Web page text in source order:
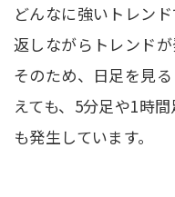
どんなに強いトレン
返しながらトレンドが
そのため、日足を見
えても、5分足や1時
も発生しています。